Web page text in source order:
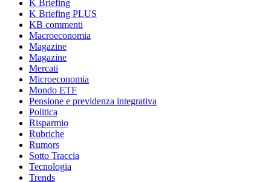
K Briefing
K Briefing PLUS
KB commenti
Macroeconomia
Magazine
Magazine
Mercati
Microeconomia
Mondo ETF
Pensione e previdenza integrativa
Politica
Risparmio
Rubriche
Rumors
Sotto Traccia
Tecnologia
Trends